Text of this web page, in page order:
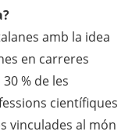
amb la idea
en carreres
% de les
científiques
vinculades al món